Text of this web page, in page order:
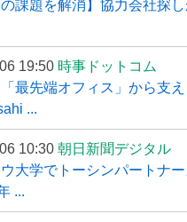
の課題を解消】協力会社探
19:50 時事ドットコム
最先端オフィス」から支
...
10:30 朝日新聞デジタル
大学でトーシンパートナ
...